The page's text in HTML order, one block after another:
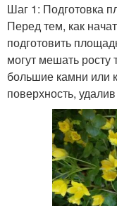
Шаг 1: Подготовка
Перед тем, как
подготовить
могут мешать росту
большие камни или
поверхность,